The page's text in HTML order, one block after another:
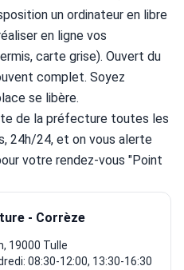
un ordinateur en libre
en ligne vos
carte grise). Ouvert du
complet. Soyez
se libère.
de la préfecture toutes les
24h/24, et on vous alerte
votre rendez-vous "Point
- Corrèze
19000 Tulle
08:30-12:00, 13:30-16:30